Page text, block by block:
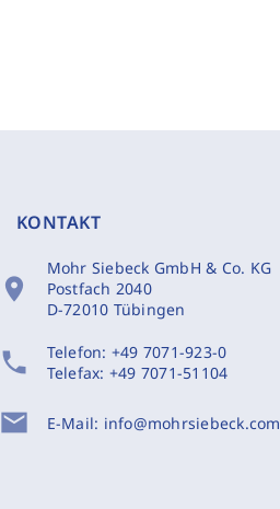
KONTAKT
location_on
Mohr Siebeck GmbH & Co. KG
Postfach 2040
D-72010 Tübingen
phone Telefon: +49 7071-923-0
Telefax: +49 7071-51104
mail E-Mail: info@mohrsiebeck.com